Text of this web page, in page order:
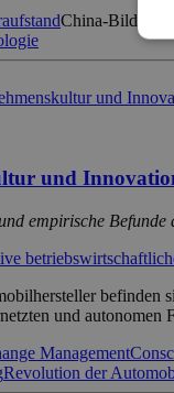
China-Bild
und
empirische
befinden
und
Management
Revolution der